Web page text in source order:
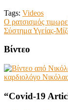
Tags: Videos
Post
navigation
Ο ρατσισμός
Σύστημα Υγείας-
Βίντεο
καρδιολόγο
“Covid-19